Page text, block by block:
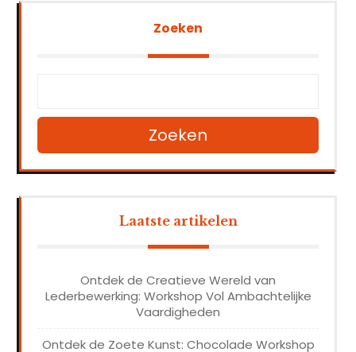
Zoeken
Zoeken
Laatste artikelen
Ontdek de Creatieve Wereld van
Lederbewerking: Workshop Vol Ambachtelijke
Vaardigheden
Ontdek de Zoete Kunst: Chocolade Workshop